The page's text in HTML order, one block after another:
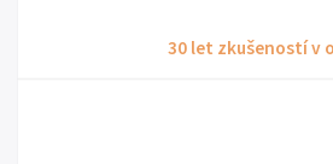
30 let zkušeností v